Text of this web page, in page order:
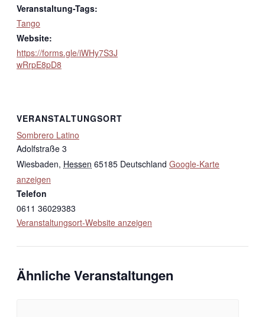
Veranstaltung-Tags:
Tango
Website:
https://forms.gle/iWHy7S3J
wRrpE8pD8
VERANSTALTUNGSORT
Sombrero Latino
Adolfstraße 3
Wiesbaden, Hessen 65185 Deutschland Google-Karte
anzeigen
Telefon
0611 36029383
Veranstaltungsort-Website anzeigen
Ähnliche Veranstaltungen